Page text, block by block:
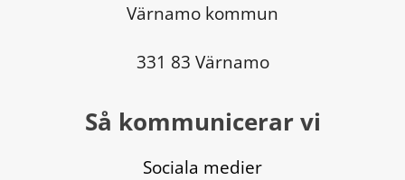
Värnamo kommun
331 83 Värnamo
Så kommunicerar vi
Sociala medier